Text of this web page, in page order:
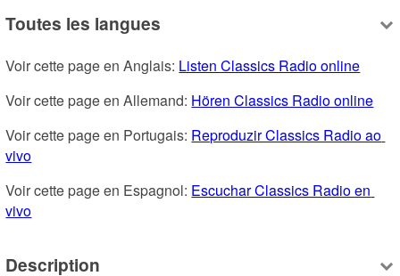
Toutes les langues
Voir cette page en Anglais: Listen Classics Radio online
Voir cette page en Allemand: Hören Classics Radio online
Voir cette page en Portugais: Reproduzir Classics Radio ao
vivo
Voir cette page en Espagnol: Escuchar Classics Radio en
vivo
Description